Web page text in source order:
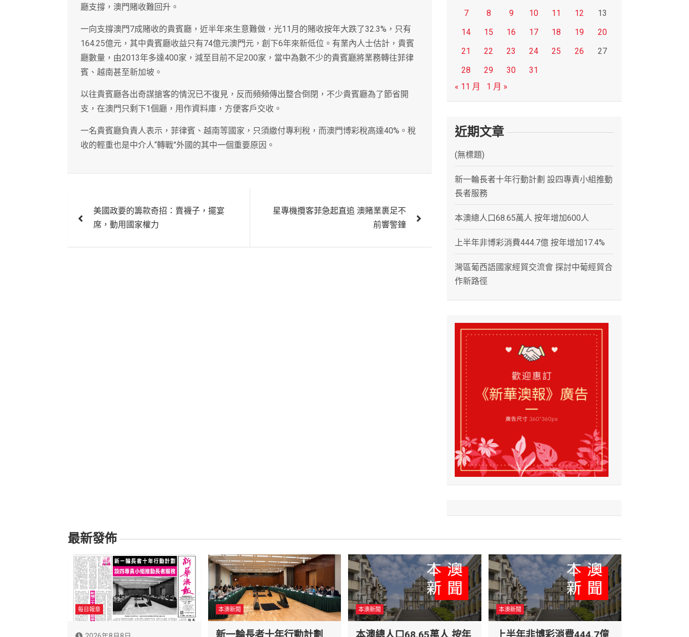
廳支撐，澳門賭收難回升。
一向支撐澳門7成賭收的貴賓廳，近半年來生意難做，光11月的賭收按年大跌了32.3%，只有
164.25億元，其中貴賓廳收益只有74億元澳門元，創下6年來新低位。有業內人士估計，貴賓
廳數量，由2013年多達400家，減至目前不足200家，當中為數不少的貴賓廳將業務轉往菲律
賓、越南甚至新加坡。
以往貴賓廳各出奇謀搶客的情況已不復見，反而頻頻傳出整合倒閉，不少貴賓廳為了節省開
支，在澳門只剩下1個廳，用作資料庫，方便客戶交收。
一名貴賓廳負責人表示，菲律賓、越南等國家，只須繳付專利稅，而澳門博彩稅高達40%。稅
收的輕重也是中介人“轉戰”外國的其中一個重要原因。
章
美國政要的籌款奇招：賣襪子，擺宴
席，動用國家權力
星專機攬客菲急起直追 澳賭業裹足不
前響警鐘
7
8 9 10 11 12
13
14
15 16 17 18 19
20
21
22 23 24 25 26
27
28
29 30
31
« 11 月
1 月 »
近期文章
(無標題)
新一輪長者十年行動計劃 設四專責小組推動
長者服務
本澳總人口68.65萬人 按年增加600人
上半年非博彩消費444.7億 按年增加17.4%
灣區葡西語國家經貿交流會 探討中葡經貿合
作新路徑
最新發佈
每日報章 本澳新聞 本澳新聞 本澳新聞